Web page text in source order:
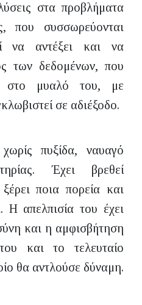
στα προβλήματα
που συσσωρεύονται
να αντέξει και να
των δεδομένων, που
στο μυαλό του, με
σε αδιέξοδο.
πυξίδα, ναυαγό
Έχει βρεθεί
ποια πορεία και
Η απελπισία του έχει
και η αμφισβήτηση
και το τελευταίο
θα αντλούσε δύναμη.